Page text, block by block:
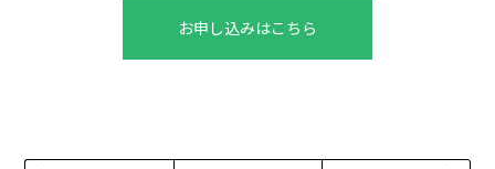
お申し込みはこちら